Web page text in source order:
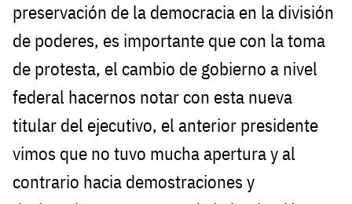
preservación de la democracia en la división
de poderes, es importante que con la toma
de protesta, el cambio de gobierno a nivel
federal hacernos notar con esta nueva
titular del ejecutivo, el anterior presidente
vimos que no tuvo mucha apertura y al
contrario hacia demostraciones y